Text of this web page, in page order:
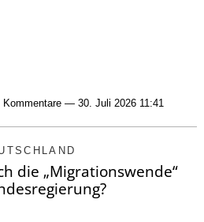
Kommentare — 30. Juli 2026 11:41
die „Migrationswende“